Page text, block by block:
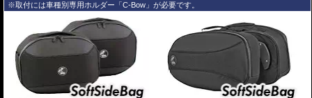
※取付には車種別専用ホルダー「C-Bow」が必要です。